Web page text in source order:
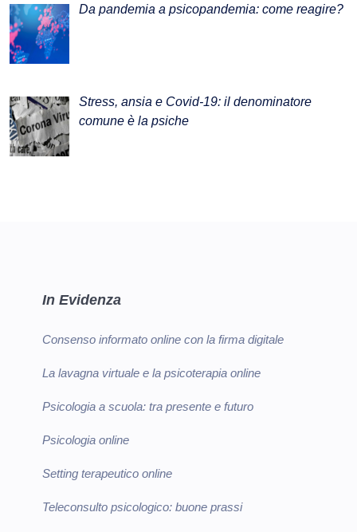
Da pandemia a psicopandemia: come reagire?
Stress, ansia e Covid-19: il denominatore
comune è la psiche
In Evidenza
Consenso informato online con la firma digitale
La lavagna virtuale e la psicoterapia online
Psicologia a scuola: tra presente e futuro
Psicologia online
Setting terapeutico online
Teleconsulto psicologico: buone prassi